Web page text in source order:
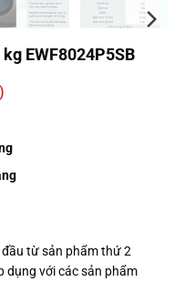
EWF8024P5SB
từ sản phẩm thứ 2
dụng với các sản phẩm